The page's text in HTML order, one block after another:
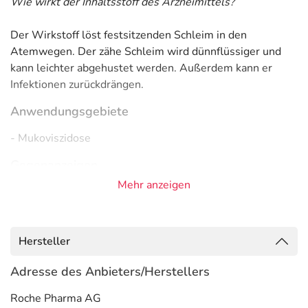
Der Wirkstoff löst festsitzenden Schleim in den
Atemwegen. Der zähe Schleim wird dünnflüssiger und
kann leichter abgehustet werden. Außerdem kann er
Infektionen zurückdrängen.
Anwendungsgebiete
- Mukoviszidose
Was spricht gegen eine Anwendung?
- Kinder unter 5 Jahren: Das Arzneimittel darf nicht
angewendet werden.
Mehr anzeigen
Hersteller
Adresse des Anbieters/Herstellers
Roche Pharma AG